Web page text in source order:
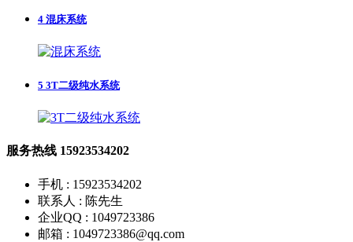
4 混床系统
5 3T二级纯水系统
服务热线 15923534202
手机 : 15923534202
联系人 : 陈先生
企业QQ : 1049723386
邮箱 : 1049723386@qq.com